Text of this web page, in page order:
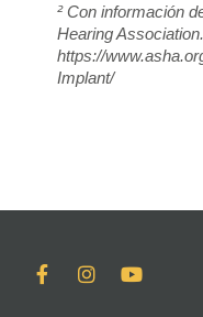
² Con información
Hearing Association.
https://
Implant/